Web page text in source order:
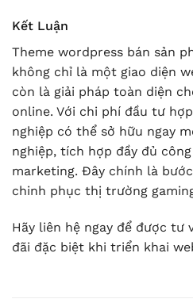
Kết Luận
Theme wordpress bán sản
không chỉ là một giao diện
còn là giải pháp toàn diện
online. Với chi phí đầu tư
nghiệp có thể sở hữu ngay
nghiệp, tích hợp đầy đủ
marketing. Đây chính là
chinh phục thị trường
Hãy liên hệ ngay để được tư
đãi đặc biệt khi triển khai